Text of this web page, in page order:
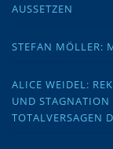
AUSSETZEN
STEFAN MÖLLER:
ALICE WEIDEL:
UND STAGNATION
TOTALVERSAGEN